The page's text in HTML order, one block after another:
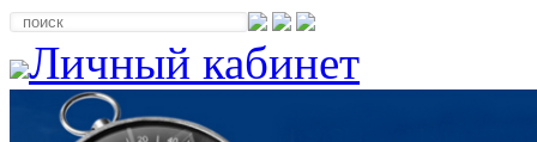
Личный кабинет